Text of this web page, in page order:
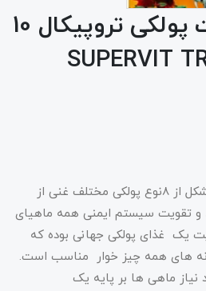
غذای سوپرویت پولکی تروپیکال 10
یک غذا به شکل پولکی و متشکل از 8نوع پولکی مختلف غنی از
و تقویت سیستم ایمنی همه ماهیای
یک غذای پولکی جهانی بوده که
های همه چیز خوار مناسب است.
نیاز ماهی ها بر پایه یک